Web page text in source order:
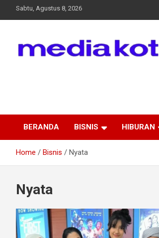
Sabtu, Agustus 8, 2026
BERANDA BISNIS HIBURAN
Home Bisnis Nyata
Nyata